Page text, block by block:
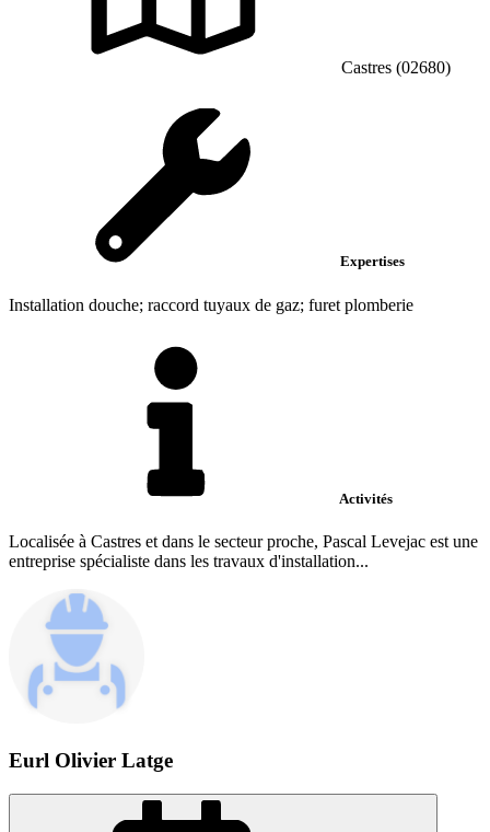
Castres (02680)
Expertises
Installation douche; raccord tuyaux de gaz; furet plomberie
Activités
Localisée à Castres et dans le secteur proche, Pascal Levejac est une
entreprise spécialiste dans les travaux d'installation...
Eurl Olivier Latge